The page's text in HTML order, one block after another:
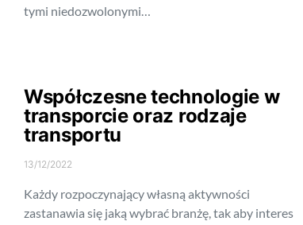
tymi niedozwolonymi…
Współczesne technologie w
transporcie oraz rodzaje
transportu
13/12/2022
Każdy rozpoczynający własną aktywności
zastanawia się jaką wybrać branżę, tak aby interes